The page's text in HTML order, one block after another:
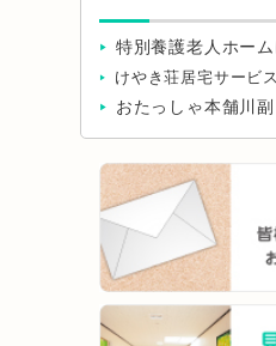
特別養護老人ホー
けやき荘居宅サービ
おたっしゃ本舗川副